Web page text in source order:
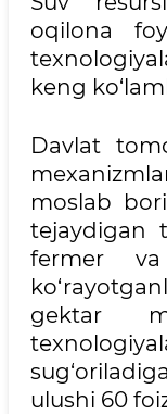
oqilona
keng
Davlat
moslab
tejaydigan
fermer va
gektar
ulushi 60